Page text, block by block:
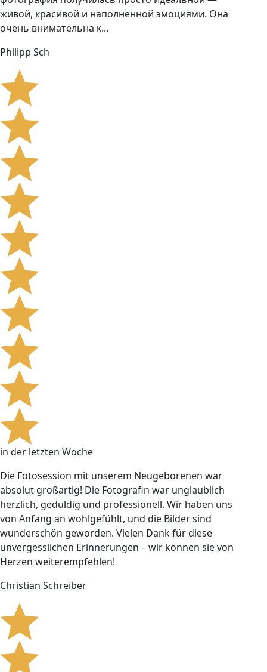
живой, красивой и наполненной эмоциями. Она
очень внимательна к...
Philipp Sch
in der letzten Woche
Die Fotosession mit unserem Neugeborenen war
absolut großartig! Die Fotografin war unglaublich
herzlich, geduldig und professionell. Wir haben uns
von Anfang an wohlgefühlt, und die Bilder sind
wunderschön geworden. Vielen Dank für diese
unvergesslichen Erinnerungen – wir können sie von
Herzen weiterempfehlen!
Christian Schreiber